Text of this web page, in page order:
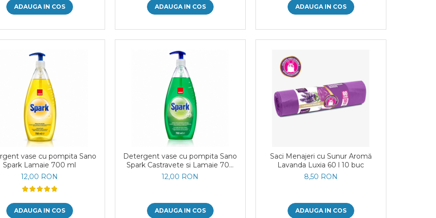
ADAUGA IN COS ADAUGA IN COS ADAUGA IN COS
vase cu pompita Sano
Spark Lamaie 700 ml
12,00 RON
ADAUGA IN COS
Detergent vase cu pompita Sano
Spark Castravete si Lamaie 700
ml
12,00 RON
ADAUGA IN COS
Saci Menajeri cu Sunur Aromă
Lavanda Luxia 60 l 10 buc
8,50 RON
ADAUGA IN COS